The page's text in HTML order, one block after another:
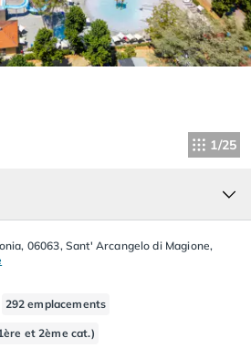
Mer
les Bains
1/25
06063, Sant' Arcangelo di Magione,
292 emplacements
et 2ème cat.)